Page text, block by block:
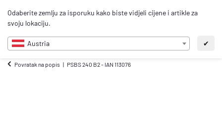
Odaberite zemlju za isporuku kako biste vidjeli cijene i artikle za
svoju lokaciju.
Austria ✔
HR
Povratak na popis PSBS 240 B2 - IAN 113076